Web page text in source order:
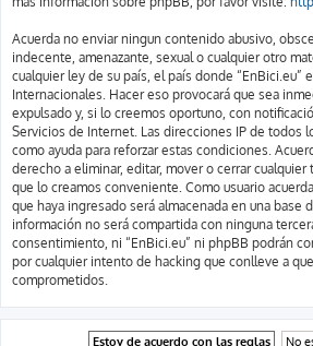
Acuerda no enviar ningun contenido abusivo,
indecente, amenazante, sexual o cualquier otro
cualquier ley de su país, el país donde “EnBici.eu”
Internacionales. Hacer eso provocará que sea
expulsado y, si lo creemos oportuno, con
Servicios de Internet. Las direcciones IP de todos
como ayuda para reforzar estas condiciones.
derecho a eliminar, editar, mover o cerrar
que lo creamos conveniente. Como usuario
que haya ingresado será almacenada en una base
información no será compartida con ninguna
consentimiento, ni “EnBici.eu” ni phpBB podrán
por cualquier intento de hacking que conlleve a
comprometidos.